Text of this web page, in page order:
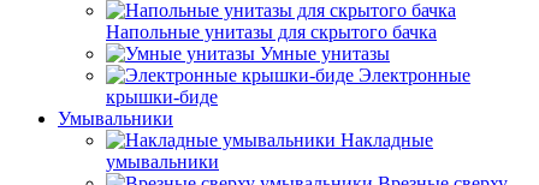
Напольные унитазы для скрытого бачка
Умные унитазы
Электронные
крышки-биде
Умывальники
Накладные
умывальники